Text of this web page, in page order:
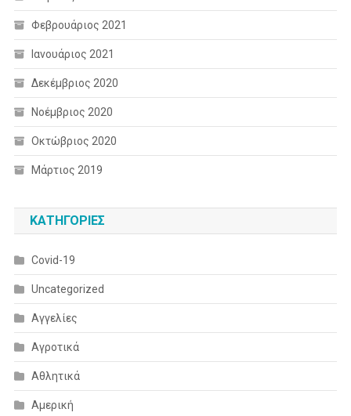
Φεβρουάριος 2021
Ιανουάριος 2021
Δεκέμβριος 2020
Νοέμβριος 2020
Οκτώβριος 2020
Μάρτιος 2019
KΑΤΗΓΟΡΊΕΣ
Covid-19
Uncategorized
Αγγελίες
Αγροτικά
Αθλητικά
Αμερική